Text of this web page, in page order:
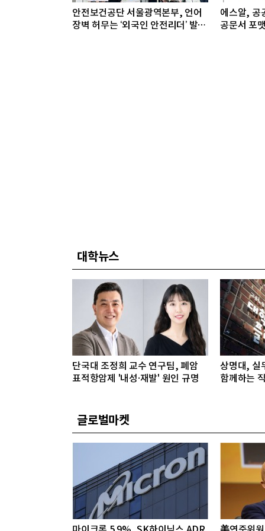
안전보건공단 서울광역본부, 언어
장벽 허무는 ‘외국인 안전리더’ 발대
에스알, 공
공문서 포
대학뉴스
단국대 조정희 교수 연구팀, 폐암
표적항암제 '내성·재발' 원인 규명
상명대, 실
함께하는
글로벌마켓